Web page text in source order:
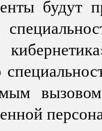
будут